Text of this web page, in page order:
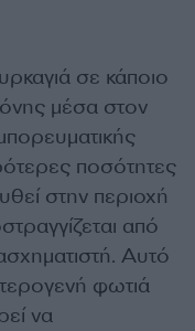
σε κάποιο
μέσα στον
ποσότητες
στην περιοχή
από
Αυτό
φωτιά
να